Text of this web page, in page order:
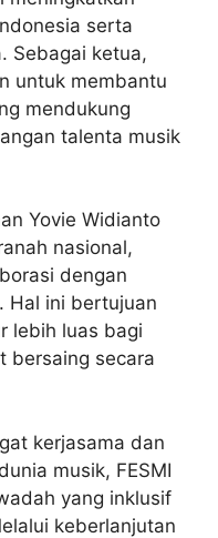
serta
Sebagai ketua,
untuk membantu
mendukung
talenta musik
Yovie Widianto
nasional,
dengan
Hal ini bertujuan
lebih luas bagi
bersaing secara
kerjasama dan
musik, FESMI
yang inklusif
keberlanjutan